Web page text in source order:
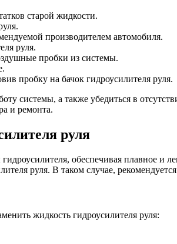
старой жидкости.
производителем автомобиля.
руля.
пробки из системы.
пробку на бачок гидроусилителя руля.
системы, а также убедиться в
и ремонта.
руля
обеспечивая плавное
руля. В таком случае,
жидкость гидроусилителя руля: